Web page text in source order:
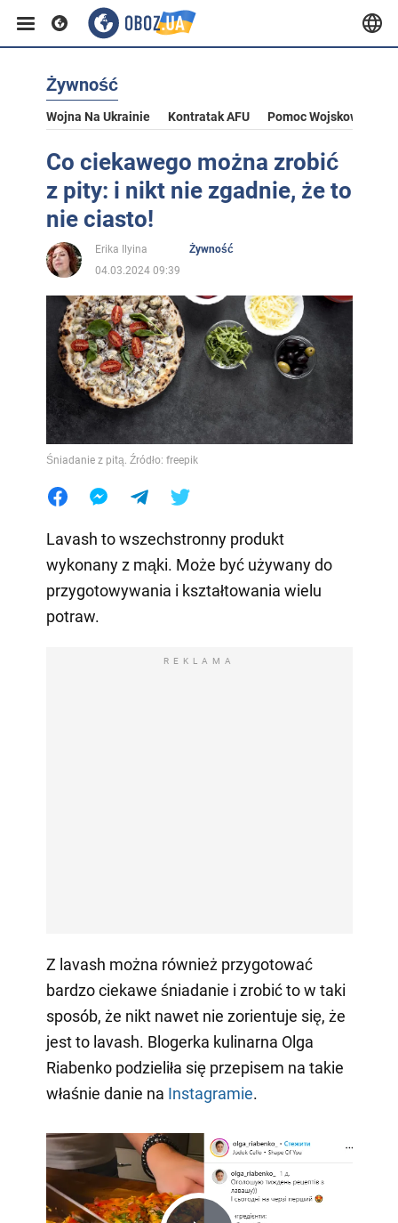
Żywność
Wojna Na Ukrainie Kontratak AFU Pomoc Wojskowa Dla
Co ciekawego można zrobić
z pity: i nikt nie zgadnie, że to
nie ciasto!
Erika Ilyina
Żywność
04.03.2024 09:39
Śniadanie z pitą. Źródło: freepik
Lavash to wszechstronny produkt
wykonany z mąki. Może być używany do
przygotowywania i kształtowania wielu
potraw.
REKLAMA
Z lavash można również przygotować
bardzo ciekawe śniadanie i zrobić to w taki
sposób, że nikt nawet nie zorientuje się, że
jest to lavash. Blogerka kulinarna Olga
Riabenko podzieliła się przepisem na takie
właśnie danie na Instagramie.